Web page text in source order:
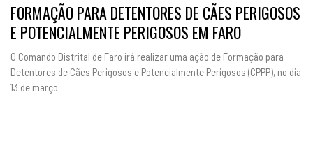
FORMAÇÃO PARA DETENTORES DE CÃES PERIGOSOS
E POTENCIALMENTE PERIGOSOS EM FARO
O Comando Distrital de Faro irá realizar uma ação de Formação para
Detentores de Cães Perigosos e Potencialmente Perigosos (CPPP), no dia
13 de março.